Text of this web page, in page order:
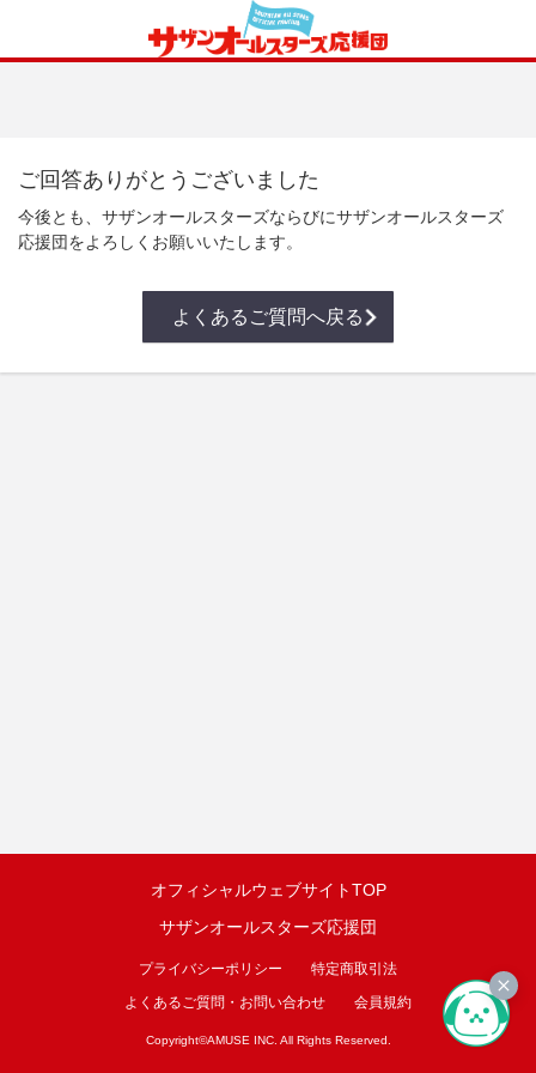
ご回答ありがとうございました
今後とも、サザンオールスターズならびにサザンオールスターズ
応援団をよろしくお願いいたします。
よくあるご質問へ戻る
オフィシャルウェブサイトTOP
サザンオールスターズ応援団
プライバシーポリシー
特定商取引法
よくあるご質問・お問い合わせ
会員規約
Copyright©AMUSE INC. All Rights Reserved.